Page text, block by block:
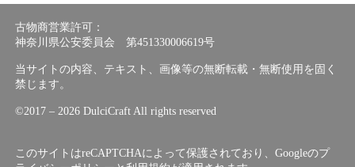
古物商営業許可：
神奈川県公安委員会 第451330006619号
当サイトの内容、テキスト、画像等の無断転載・無断使用を固く
禁じます。
©︎2017 – 2026 DulciCraft All rights reserved
このサイトはreCAPTCHAによって保護されており、Googleのプ